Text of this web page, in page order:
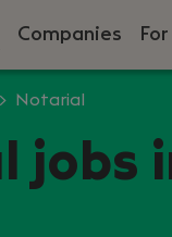
Companies
Notarial
jobs